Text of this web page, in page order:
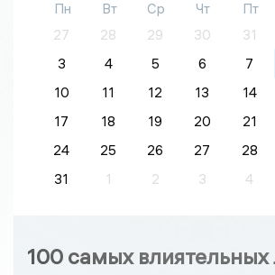
Пн Вт Ср Чт Пт
27
28 29 30 31
3
4 5 6 7
10
11 12 13 14
17
18 19 20 21
24
25 26 27 28
31
1 2 3 4
100 самых